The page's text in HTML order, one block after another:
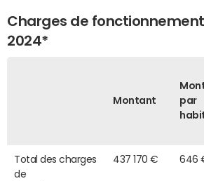
Charges de fonctionnement
2024*
Montant
par
Total des charges
de
437 170 € 646